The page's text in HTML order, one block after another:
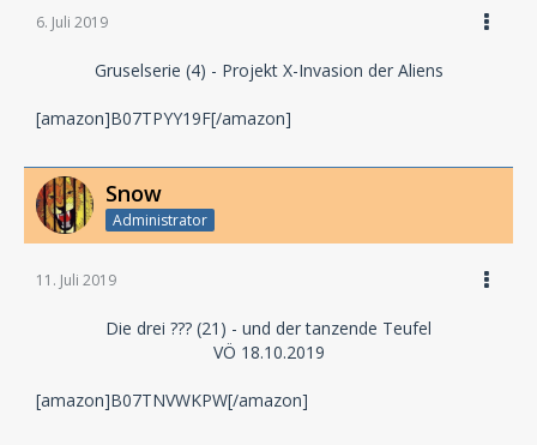
6. Juli 2019
Gruselserie (4) - Projekt X-Invasion der Aliens
[amazon]B07TPYY19F[/amazon]
Snow
Administrator
11. Juli 2019
Die drei ??? (21) - und der tanzende Teufel
VÖ 18.10.2019
[amazon]B07TNVWKPW[/amazon]